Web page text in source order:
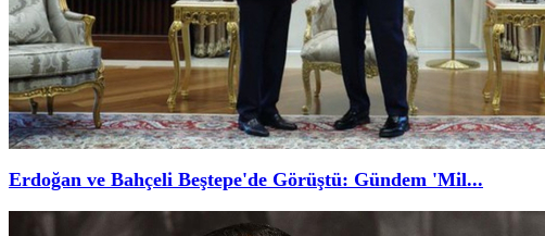
Erdoğan ve Bahçeli Beştepe'de Görüştü: Gündem 'Mil...